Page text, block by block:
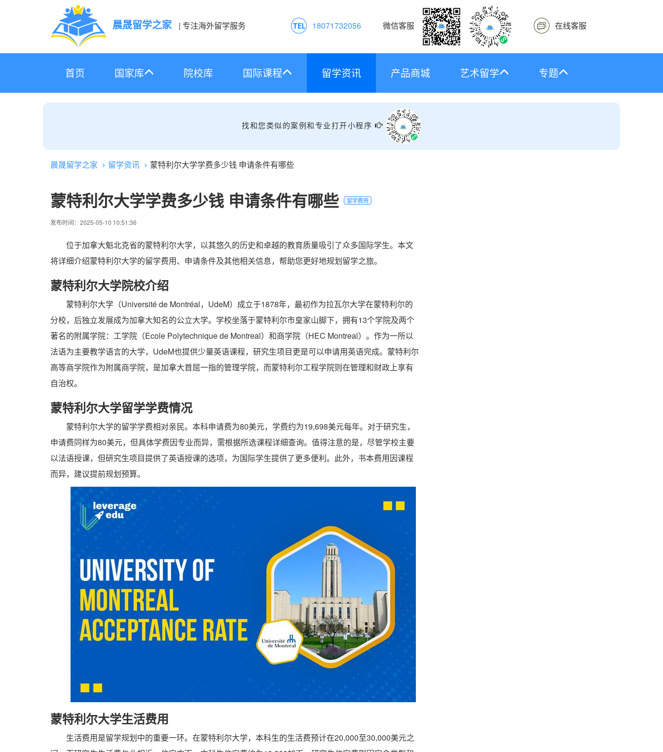
晨晟留学之家 | 专注海外留学服务 18071732056 微信客服 在线客服
首页 国家库 院校库 国际课程 留学资讯 产品商城 艺术留学 专题
找和您类似的案例和专业打开小程序
晨晟留学之家 留学资讯 蒙特利尔大学学费多少钱 申请条件有哪些
蒙特利尔大学学费多少钱 申请条件有哪些 留学费用
发布时间：2025-05-10 10:51:36
位于加拿大魁北克省的蒙特利尔大学，以其悠久的历史和卓越的教育质量吸引了众多国际学生。本文
将详细介绍蒙特利尔大学的留学费用、申请条件及其他相关信息，帮助您更好地规划留学之旅。
蒙特利尔大学院校介绍
蒙特利尔大学（Université de Montréal，UdeM）成立于1878年，最初作为拉瓦尔大学在蒙特利尔的
分校，后独立发展成为加拿大知名的公立大学。学校坐落于蒙特利尔市皇家山脚下，拥有13个学院及两个
著名的附属学院：工学院（Ecole Polytechnique de Montreal）和商学院（HEC Montreal）。作为一所以
法语为主要教学语言的大学，UdeM也提供少量英语课程，研究生项目更是可以申请用英语完成。蒙特利尔
高等商学院作为附属商学院，是加拿大首屈一指的管理学院，而蒙特利尔工程学院则在管理和财政上享有
自治权。
蒙特利尔大学留学学费情况
蒙特利尔大学的留学学费相对亲民。本科申请费为80美元，学费约为19,698美元每年。对于研究生，
申请费同样为80美元，但具体学费因专业而异，需根据所选课程详细查询。值得注意的是，尽管学校主要
以法语授课，但研究生项目提供了英语授课的选项，为国际学生提供了更多便利。此外，书本费用因课程
而异，建议提前规划预算。
蒙特利尔大学生活费用
生活费用是留学规划中的重要一环。在蒙特利尔大学，本科生的生活费预计在20,000至30,000美元之